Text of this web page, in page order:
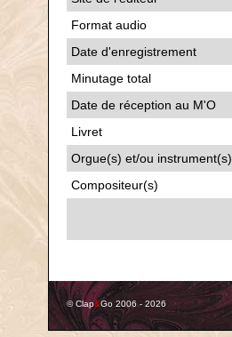
Format audio
Date d'enregistrement
Minutage total
Date de réception au M'O
Livret
Orgue(s) et/ou instrument(s)
Compositeur(s)
© Clap&Go 2006 - 2026